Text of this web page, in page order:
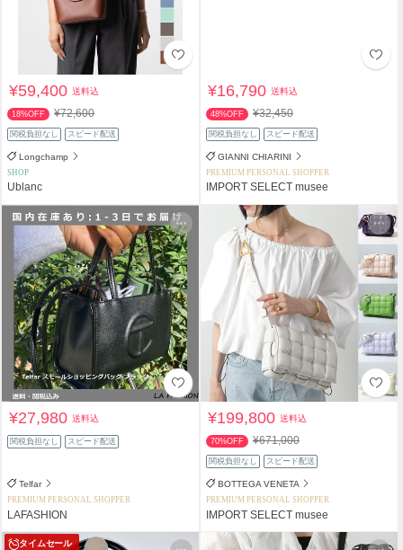
¥59,400送料込
18%OFF ¥72,600
関税負担なし スピード配送
Longchamp
SHOP
Ublanc
¥16,790送料込
48%OFF ¥32,450
関税負担なし スピード配送
GIANNI CHIARINI
PREMIUM PERSONAL SHOPPER
IMPORT SELECT musee
¥27,980送料込
関税負担なし スピード配送
Telfar
PREMIUM PERSONAL SHOPPER
LAFASHION
¥199,800送料込
70%OFF ¥671,000
関税負担なし スピード配送
BOTTEGA VENETA
PREMIUM PERSONAL SHOPPER
IMPORT SELECT musee
タイムセール